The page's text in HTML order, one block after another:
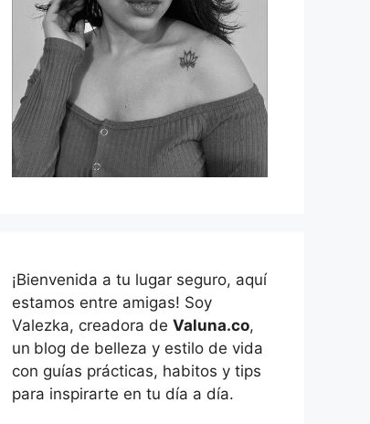
¡Bienvenida a tu lugar seguro, aquí
estamos entre amigas! Soy
Valezka, creadora de Valuna.co,
un blog de belleza y estilo de vida
con guías prácticas, habitos y tips
para inspirarte en tu día a día.